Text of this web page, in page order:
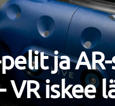
ja
iskee